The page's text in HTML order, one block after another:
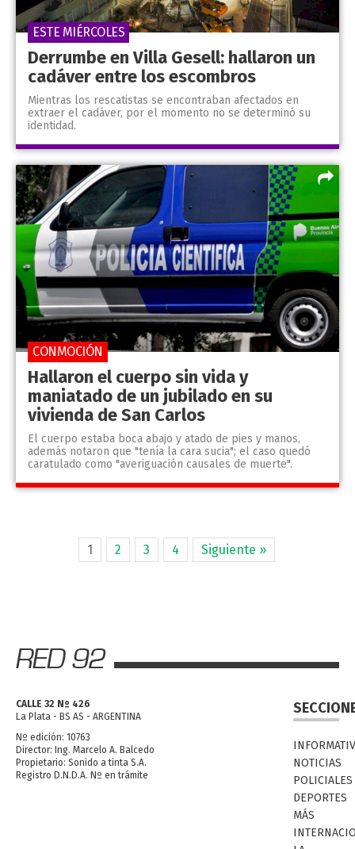
Derrumbe en Villa Gesell: hallaron un
cadáver entre los escombros
Mientras los rescatistas se encontraban afectados en
extraer el cadáver, por el momento no se determinó su
identidad.
ESTE MIÉRCOLES
Hallaron el cuerpo sin vida y
maniatado de un jubilado en su
vivienda de San Carlos
El cuerpo estaba boca abajo y atado de pies y manos,
además notaron que "tenía la cara sucia"; el caso quedó
caratulado como "averiguación causales de muerte".
CONMOCIÓN
1 2 3 4 Siguiente »
CALLE 32 Nº 426
La Plata - BS AS - ARGENTINA
Nº edición: 10763
Director: Ing. Marcelo A. Balcedo
Propietario: Sonido a tinta S.A.
Registro D.N.D.A. Nº en trámite
NOTICIAS
POLICIALES
DEPORTES
MÁS